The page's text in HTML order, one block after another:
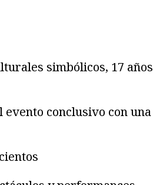
simbólicos, 17 años
evento conclusivo con una